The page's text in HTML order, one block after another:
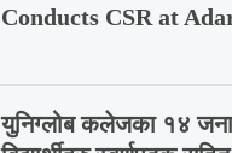
Conducts CSR at
युनिग्लोब कलेजका १४